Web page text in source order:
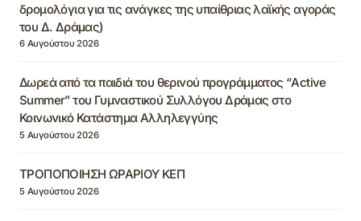
δρομολόγια για τις ανάγκες της υπαίθριας λαϊκής αγοράς
του Δ. Δράμας)
6 Αυγούστου 2026
Δωρεά από τα παιδιά του θερινού προγράμματος “Active
Summer” του Γυμναστικού Συλλόγου Δράμας στο
Κοινωνικό Κατάστημα Αλληλεγγύης
5 Αυγούστου 2026
ΤΡΟΠΟΠΟΙΗΣΗ ΩΡΑΡΙΟΥ ΚΕΠ
5 Αυγούστου 2026